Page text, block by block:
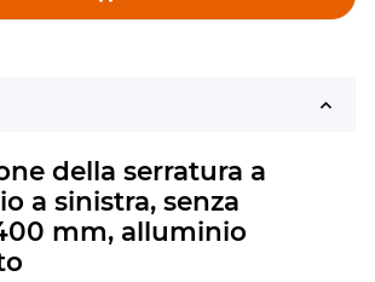
della serratura a
a sinistra, senza
mm, alluminio